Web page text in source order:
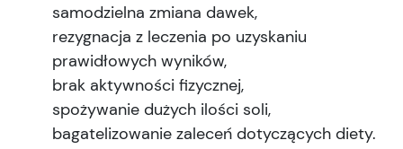
samodzielna zmiana dawek,
rezygnacja z leczenia po uzyskaniu
prawidłowych wyników,
brak aktywności fizycznej,
spożywanie dużych ilości soli,
bagatelizowanie zaleceń dotyczących diety.